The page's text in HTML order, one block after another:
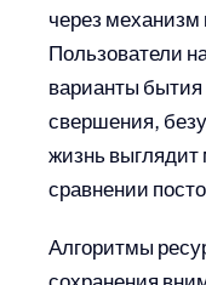
через механизм
Пользователи
варианты
свершения,
жизнь выглядит
сравнении
Алгоритмы